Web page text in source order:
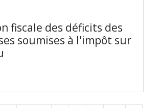
fiscale des déficits des
soumises à l'impôt sur